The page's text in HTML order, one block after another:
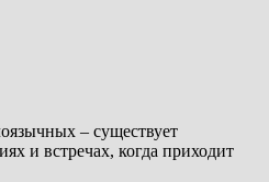
– существует
и встречах, когда приходит